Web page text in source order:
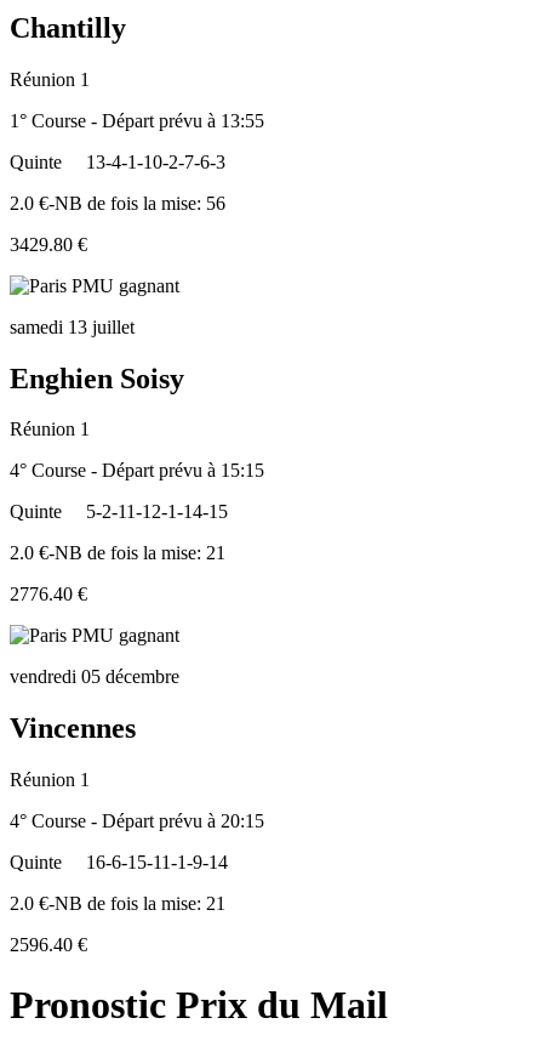
Chantilly
Réunion 1
1° Course - Départ prévu à 13:55
Quinte
13-4-1-10-2-7-6-3
2.0 €-NB de fois la mise: 56
3429.80 €
samedi 13 juillet
Enghien Soisy
Réunion 1
4° Course - Départ prévu à 15:15
Quinte
5-2-11-12-1-14-15
2.0 €-NB de fois la mise: 21
2776.40 €
vendredi 05 décembre
Vincennes
Réunion 1
4° Course - Départ prévu à 20:15
Quinte
16-6-15-11-1-9-14
2.0 €-NB de fois la mise: 21
2596.40 €
Pronostic Prix du Mail